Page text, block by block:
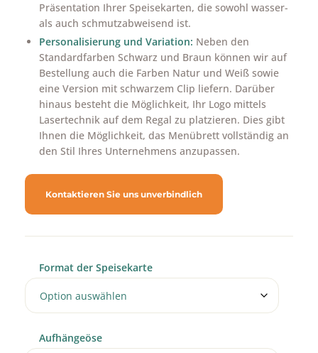
Präsentation Ihrer Speisekarten, die sowohl wasser-
als auch schmutzabweisend ist.
Personalisierung und Variation: Neben den
Standardfarben Schwarz und Braun können wir auf
Bestellung auch die Farben Natur und Weiß sowie
eine Version mit schwarzem Clip liefern. Darüber
hinaus besteht die Möglichkeit, Ihr Logo mittels
Lasertechnik auf dem Regal zu platzieren. Dies gibt
Ihnen die Möglichkeit, das Menübrett vollständig an
den Stil Ihres Unternehmens anzupassen.
Kontaktieren Sie uns unverbindlich
Format der Speisekarte
Aufhängeöse